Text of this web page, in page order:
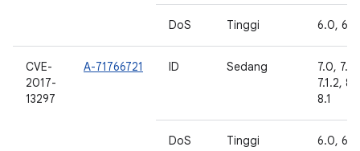
DoS Tinggi 6.0,
CVE-
2017-
13297
A-71766721 ID Sedang
7.0,
7.1.2,
8.1
DoS Tinggi 6.0,